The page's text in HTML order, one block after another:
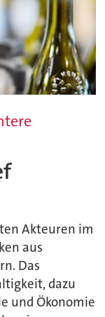
Akteuren im
aus
Das
dazu
und Ökonomie